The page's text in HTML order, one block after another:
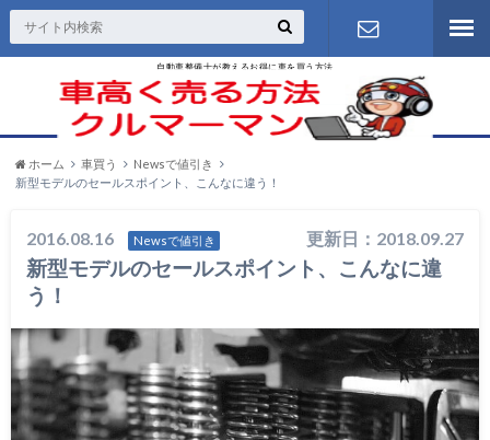
自動車整備士が教えるお得に車を買う方法
お問い合わ
せ
ホーム 車買う
Newsで値引き
新型モデルのセールスポイント、こんなに違う！
2016.08.16 Newsで値引き 更新日：2018.09.27
新型モデルのセールスポイント、こんなに違
う！